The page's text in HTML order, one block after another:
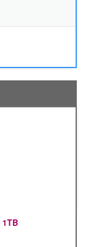
1TB